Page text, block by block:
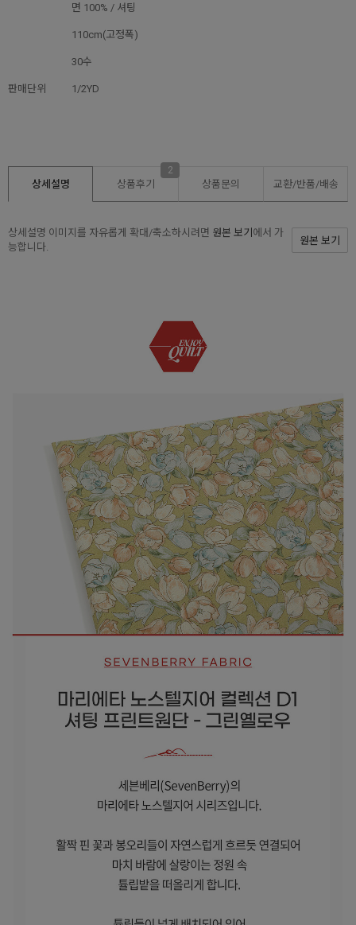
면 100% / 셔팅
110cm(고정폭)
30수
판매단위 1/2YD
상세설명 상품후기
2
상품문의 교환/반품/배송
상세설명 이미지를 자유롭게 확대/축소하시려면 원본 보기 에서 가
능합니다.
원본 보기